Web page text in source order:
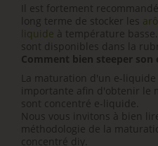
Il est fortement
long terme de stocker les
liquide à température
sont disponibles dans la
Comment bien steeper son
La maturation d'un e-
importante afin d'obtenir le
sont concentré e-liquide.
Nous vous invitons à bien
méthodologie de la
concentré diy.